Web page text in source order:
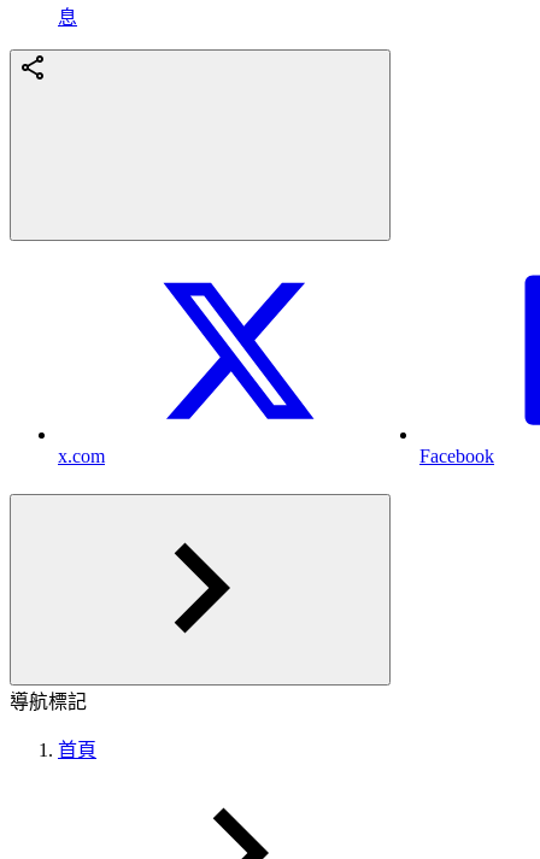
息
x.com Facebook
導航標記
首頁